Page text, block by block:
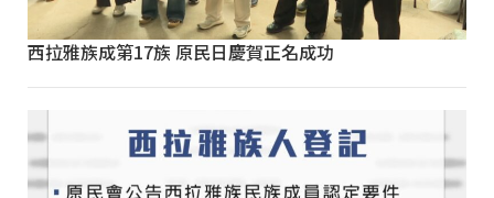
西拉雅族成第17族 原民日慶賀正名成功